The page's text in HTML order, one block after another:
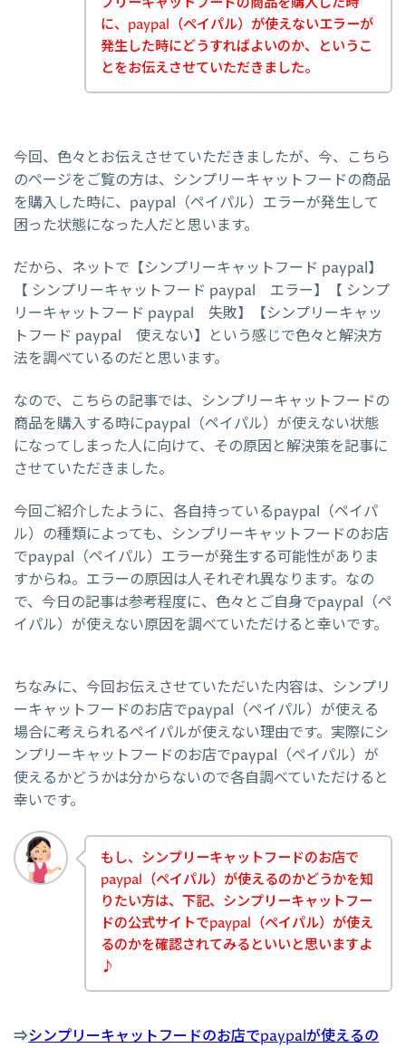
に、paypal（ペイパル）が使えないエラーが
発生した時にどうすればよいのか、というこ
とをお伝えさせていただきました。
今回、色々とお伝えさせていただきましたが、今、こちら
のページをご覧の方は、シンプリーキャットフードの商品
を購入した時に、paypal（ペイパル）エラーが発生して
困った状態になった人だと思います。
だから、ネットで【シンプリーキャットフード paypal】
【 シンプリーキャットフード paypal エラー】【 シンプ
リーキャットフード paypal 失敗】【シンプリーキャッ
トフード paypal 使えない】という感じで色々と解決方
法を調べているのだと思います。
なので、こちらの記事では、シンプリーキャットフードの
商品を購入する時にpaypal（ペイパル）が使えない状態
になってしまった人に向けて、その原因と解決策を記事に
させていただきました。
今回ご紹介したように、各自持っているpaypal（ペイパ
ル）の種類によっても、シンプリーキャットフードのお店
でpaypal（ペイパル）エラーが発生する可能性がありま
すからね。エラーの原因は人それぞれ異なります。なの
で、今日の記事は参考程度に、色々とご自身でpaypal（ペ
イパル）が使えない原因を調べていただけると幸いです。
ちなみに、今回お伝えさせていただいた内容は、シンプリ
ーキャットフードのお店でpaypal（ペイパル）が使える
場合に考えられるペイパルが使えない理由です。実際にシ
ンプリーキャットフードのお店でpaypal（ペイパル）が
使えるかどうかは分からないので各自調べていただけると
幸いです。
もし、シンプリーキャットフードのお店で
paypal（ペイパル）が使えるのかどうかを知
りたい方は、下記、シンプリーキャットフー
ドの公式サイトでpaypal（ペイパル）が使え
るのかを確認されてみるといいと思いますよ
♪
⇒シンプリーキャットフードのお店でpaypalが使えるの